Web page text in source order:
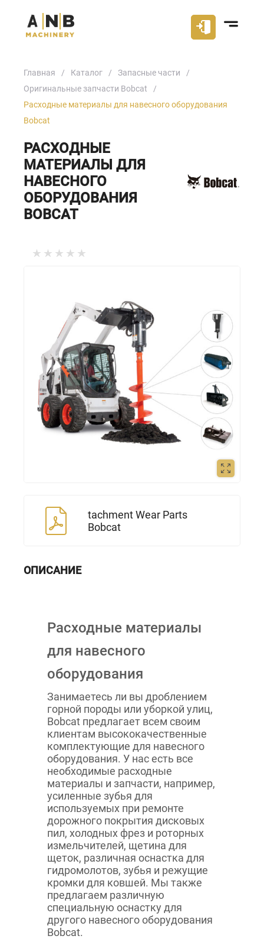
Главная Каталог
Запасные части
Оригинальные запчасти Bobcat
Расходные материалы для навесного оборудования
Bobcat
РАСХОДНЫЕ
МАТЕРИАЛЫ ДЛЯ
НАВЕСНОГО
ОБОРУДОВАНИЯ
BOBCAT
tachment Wear Parts
Bobcat
ОПИСАНИЕ
Расходные материалы
для навесного
оборудования
Занимаетесь ли вы дроблением
горной породы или уборкой улиц,
Bobcat предлагает всем своим
клиентам высококачественные
комплектующие для навесного
оборудования. У нас есть все
необходимые расходные
материалы и запчасти, например,
усиленные зубья для
используемых при ремонте
дорожного покрытия дисковых
пил, холодных фрез и роторных
измельчителей, щетина для
щеток, различная оснастка для
гидромолотов, зубья и режущие
кромки для ковшей. Мы также
предлагаем различную
специальную оснастку для
другого навесного оборудования
Bobcat.